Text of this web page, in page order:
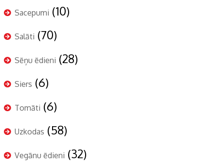
Sacepumi (10)
Salāti (70)
Sēņu ēdieni (28)
Siers (6)
Tomāti (6)
Uzkodas (58)
Vegānu ēdieni (32)